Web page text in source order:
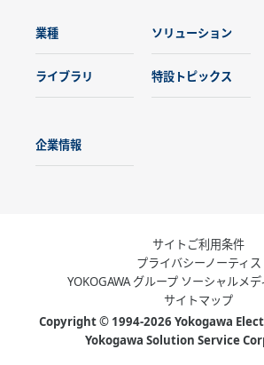
業種 ソリューション
ライブラリ 特設トピックス
企業情報
サイトご利用条件
プライバシーノーティス
YOKOGAWA グループ ソーシャルメ
サイトマップ
Copyright © 1994-2026 Yokogawa
Yokogawa Solution Service